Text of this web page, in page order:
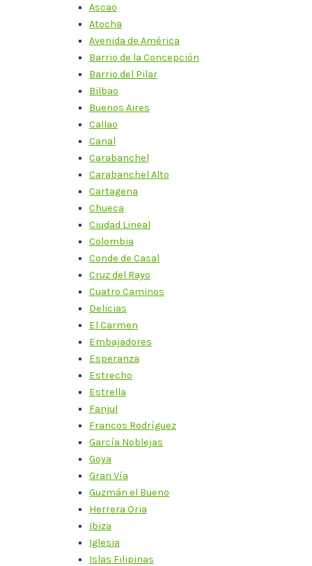
Ascao
Atocha
Avenida de América
Barrio de la Concepción
Barrio del Pilar
Bilbao
Buenos Aires
Callao
Canal
Carabanchel
Carabanchel Alto
Cartagena
Chueca
Ciudad Lineal
Colombia
Conde de Casal
Cruz del Rayo
Cuatro Caminos
Delicias
El Carmen
Embajadores
Esperanza
Estrecho
Estrella
Fanjul
Francos Rodríguez
García Noblejas
Goya
Gran Vía
Guzmán el Bueno
Herrera Oria
Ibiza
Iglesia
Islas Filipinas